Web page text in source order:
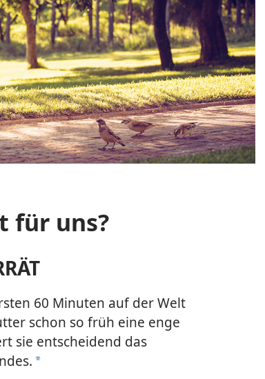
für uns?
60 Minuten auf der Welt
schon so früh eine enge
sie entscheidend das
a